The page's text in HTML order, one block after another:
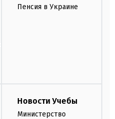
Пенсия в Украине
Новости Учебы
Министерство